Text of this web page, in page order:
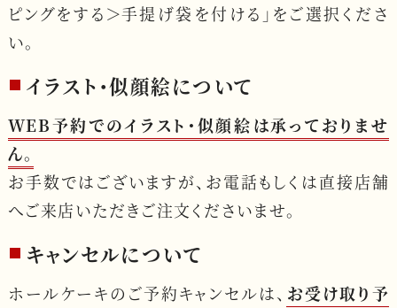
ピングをする＞手提げ袋を付ける」をご選択くださ
い。
イラスト・似顔絵について
WEB予約でのイラスト・似顔絵は承っておりませ
ん。
お手数ではございますが、お電話もしくは直接店舗
へご来店いただきご注文くださいませ。
キャンセルについて
ホールケーキのご予約キャンセルは、 お受け取り予